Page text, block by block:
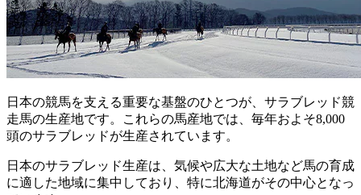
日本の競馬を支える重要な基盤のひとつが、サラブレッド競
走馬の生産地です。これらの馬産地では、毎年およそ8,000
頭のサラブレッドが生産されています。
日本のサラブレッド生産は、気候や広大な土地など馬の育成
に適した地域に集中しており、特に北海道がその中心となっ